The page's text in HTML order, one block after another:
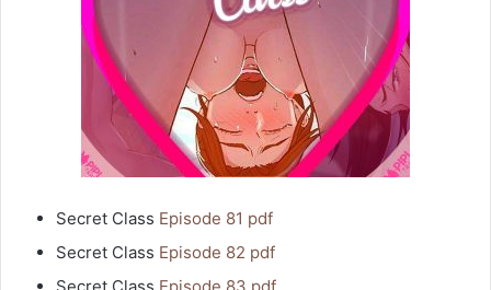
Secret Class Episode 81 pdf
Secret Class Episode 82 pdf